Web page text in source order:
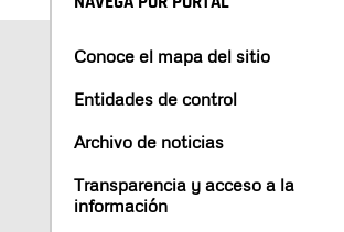
Conoce el mapa del sitio
Entidades de control
Archivo de noticias
Transparencia y acceso a la
información